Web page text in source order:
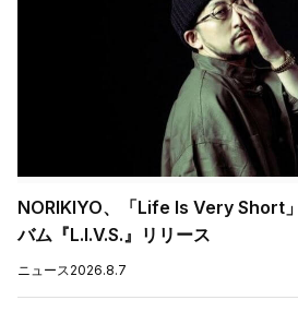
NORIKIYO、「Life Is Very Short
バム『L.I.V.S.』リリース
ニュース2026.8.7